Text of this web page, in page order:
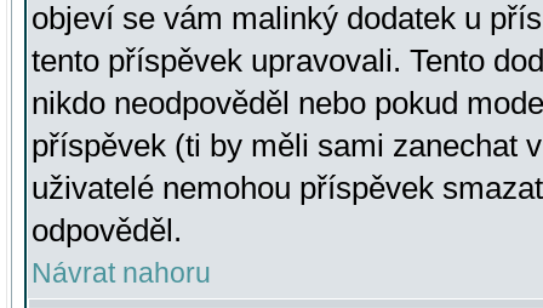
objeví se vám malinký dodatek u
tento příspěvek upravovali. Tento
nikdo neodpověděl nebo pokud
příspěvek (ti by měli sami zanechat
uživatelé nemohou příspěvek
odpověděl.
Návrat nahoru